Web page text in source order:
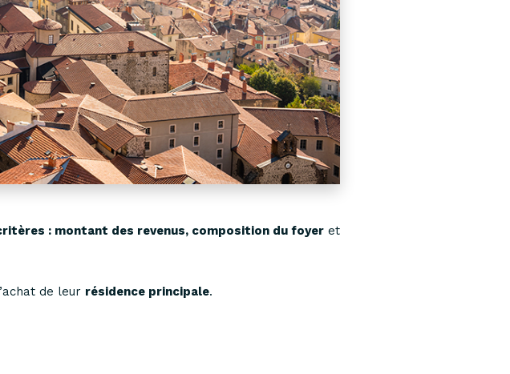
: montant des revenus, composition du foyer et
de leur résidence principale.